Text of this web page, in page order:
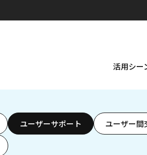
活用シー
ユーザーサポート ユーザー間